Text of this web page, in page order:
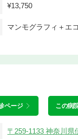
¥13,750
マンモグラフィ＋エ
ページ この病
〒259-1133 神奈川県